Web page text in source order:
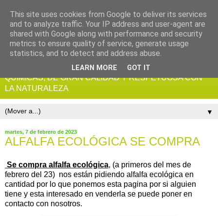
ALFALFA ECOLOGICA CERTIFICADA, SIN RESIDUOS
QUIMICAS, DE GRAN CALIDAD Y RESPETUOSA CON
LA NATURALEZA
▼
martes, 7 de febrero de 2023
ALFALFA ECOLÓGICA SE COMPRA
Se compra alfalfa ecológica, (a primeros del mes de
febrero del 23) nos están pidiendo alfalfa ecológica en
cantidad por lo que ponemos esta pagina por si alguien
tiene y esta interesado en venderla se puede poner en
contacto con nosotros.
This site uses cookies from Google to deliver its services
and to analyze traffic. Your IP address and user-agent are
shared with Google along with performance and security
metrics to ensure quality of service, generate usage
statistics, and to detect and address abuse.
LEARN MORE GOT IT